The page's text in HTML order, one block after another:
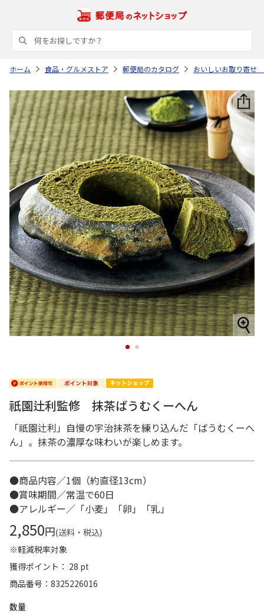
ホーム 食品・グルメストア 郵便局のカタログ おいしいお取り寄せ
1 2
祇園辻利監修 抹茶ばうむくーへん
「祇園辻利」自慢の宇治抹茶を練り込んだ「ばうむくーへ
ん」。抹茶の濃厚な味わいが楽しめます。
●商品内容／1個（約直径13cm）
●賞味期間／常温で60日
●アレルギー／「小麦」「卵」「乳」
2,850円(送料・税込)
※軽減税率対象
獲得ポイント： 28 pt
商品番号
8325226016
数量